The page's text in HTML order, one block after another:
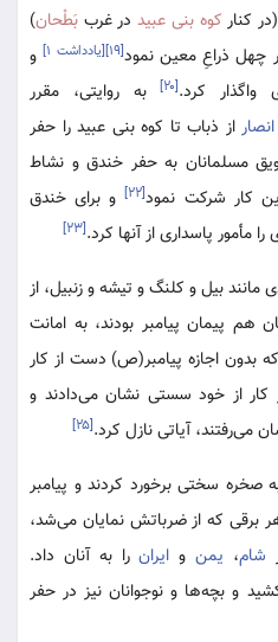
کنار کوه بنی عبیددر غرب بَطْحان)
چهل ذراعِ معین نمود[۱۹] [یادداشت ۱]
و
کرد.[۲۰]
به روایتی، مقرر
انصاراز ذباب تا کوه بنی عبید را حفر
مسلمانان به حفر خندق و نشاط
کار شرکت نمود[۲۲]
و برای خندق
مأمور پاسداری از آنها کرد.[۲۳]
مانند بیل و کلنگ و تیشه و زنبیل، از
هم پیمان پیامبر بودند، به امانت
که بدون اجازه پیامبر(ص) دست از کار
کار از خود سستی نشان می‌دادند و
می‌رفتند، آیاتی نازل کرد.[۲۵]
صخره سختی برخورد کردند و پیامبر
که از ضرباتش نمایان می‌شد،
شام، یمنو ایرانرا به آنان داد.
و بچه‌ها و نوجوانان نیز در حفر